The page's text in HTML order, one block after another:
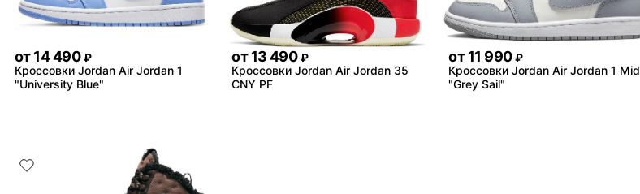
от14 490 ₽
Кроссовки Jordan Air Jordan 1
"University Blue"
от 13 490 ₽
Кроссовки Jordan Air Jordan 35
CNY PF
от 11 990 ₽
Кроссовки Jordan Air Jordan 1 Mid
"Grey Sail"